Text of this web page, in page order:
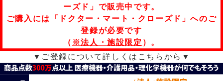
ーズド」で販売中です。
ご購入には「ドクター・マート・クローズド」へのご
登録が必要です
（ ※法人・施設限定 ）。
▼ご登録について詳しくはこちらから▼